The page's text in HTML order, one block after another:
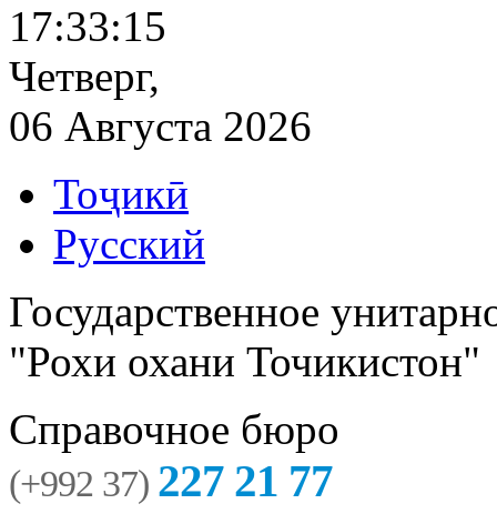
17:33:16
Четверг,
06 Августа 2026
Тоҷикӣ
Русский
Государственное
"Рохи охани Точикистон"
Справочное бюро
(+992 37) 227 21 77